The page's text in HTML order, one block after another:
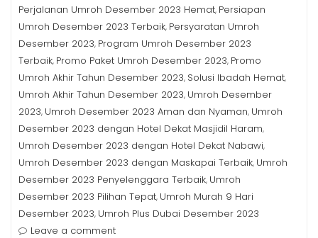
Perjalanan Umroh Desember 2023 Hemat, Persiapan
Umroh Desember 2023 Terbaik, Persyaratan Umroh
Desember 2023, Program Umroh Desember 2023
Terbaik, Promo Paket Umroh Desember 2023, Promo
Umroh Akhir Tahun Desember 2023, Solusi Ibadah Hemat,
Umroh Akhir Tahun Desember 2023, Umroh Desember
2023, Umroh Desember 2023 Aman dan Nyaman, Umroh
Desember 2023 dengan Hotel Dekat Masjidil Haram,
Umroh Desember 2023 dengan Hotel Dekat Nabawi,
Umroh Desember 2023 dengan Maskapai Terbaik, Umroh
Desember 2023 Penyelenggara Terbaik, Umroh
Desember 2023 Pilihan Tepat, Umroh Murah 9 Hari
Desember 2023, Umroh Plus Dubai Desember 2023
Leave a comment